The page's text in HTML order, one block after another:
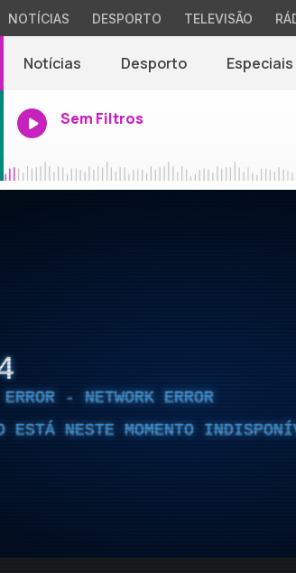
NOTÍCIAS DESPORTO TELEVISÃO
Notícias Desporto Especiais
Sem Filtros
- NETWORK ERROR
ESTÁ NESTE MOMENTO